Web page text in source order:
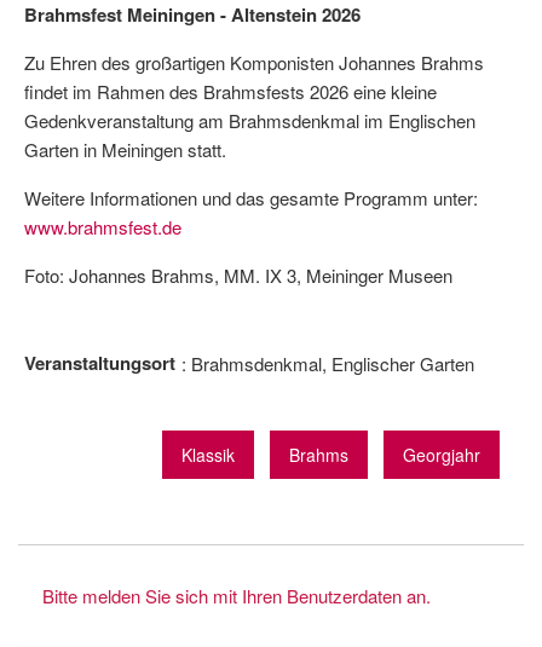
Brahmsfest Meiningen - Altenstein 2026
Zu Ehren des großartigen Komponisten Johannes Brahms
findet im Rahmen des Brahmsfests 2026 eine kleine
Gedenkveranstaltung am Brahmsdenkmal im Englischen
Garten in Meiningen statt.
Weitere Informationen und das gesamte Programm unter:
www.brahmsfest.de
Foto: Johannes Brahms, MM. IX 3, Meininger Museen
Veranstaltungsort Brahmsdenkmal, Englischer Garten
Klassik Brahms Georgjahr
Bitte melden Sie sich mit Ihren Benutzerdaten an.